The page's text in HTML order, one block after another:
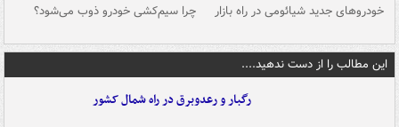
خودروهای جدید شیائومی در راه بازار چرا سیم‌کشی خودرو ذوب می‌شود؟
این مطالب را از دست ندهید....
رگبار و رعدوبرق در راه شمال کشور